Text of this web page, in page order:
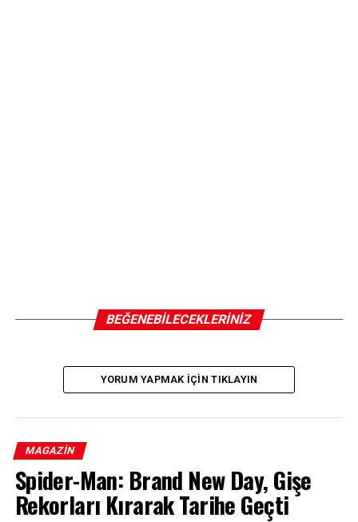
Megastar Tarkan, bir hayran sayfasının paylaşımını kendi
hesabında yayınladı. Videoda şarkıcının, eşi Pınar
BEĞENEBILECEKLERINIZ
YORUM YAPMAK IÇIN TIKLAYIN
MAGAZIN
Spider-Man: Brand New Day, Gişe
Rekorları Kırarak Tarihe Geçti